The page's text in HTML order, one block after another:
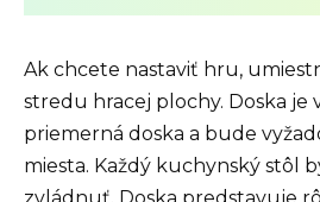
Ak chcete nastaviť hru,
stredu hracej plochy. Doska je
priemerná doska a bude
miesta. Každý kuchynský stôl